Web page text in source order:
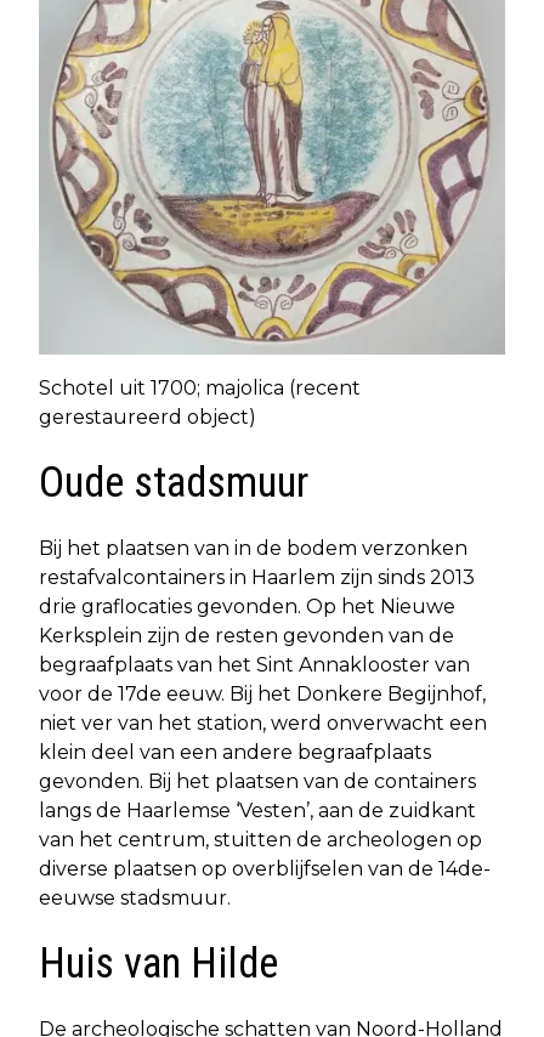
Schotel uit 1700; majolica (recent
gerestaureerd object)
Oude stadsmuur
Bij het plaatsen van in de bodem verzonken
restafvalcontainers in Haarlem zijn sinds 2013
drie graflocaties gevonden. Op het Nieuwe
Kerksplein zijn de resten gevonden van de
begraafplaats van het Sint Annaklooster van
voor de 17de eeuw. Bij het Donkere Begijnhof,
niet ver van het station, werd onverwacht een
klein deel van een andere begraafplaats
gevonden. Bij het plaatsen van de containers
langs de Haarlemse ‘Vesten’, aan de zuidkant
van het centrum, stuitten de archeologen op
diverse plaatsen op overblijfselen van de 14de-
eeuwse stadsmuur.
Huis van Hilde
De archeologische schatten van Noord-Holland